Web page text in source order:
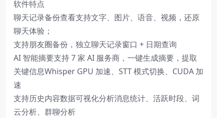
软件特点
聊天记录备份查看支持文字、图片、语音、视频，还原
聊天体验；
支持朋友圈备份，独立聊天记录窗口 + 日期查询
AI 智能摘要支持 7 家 AI 服务商，一键生成摘要，提取
关键信息Whisper GPU 加速、STT 模式切换、CUDA 加
速
支持历史内容数据可视化分析消息统计、活跃时段、词
云分析、群聊分析